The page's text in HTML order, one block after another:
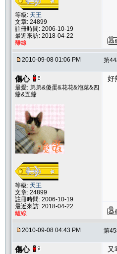
等級: 天王
文章: 24899
註冊時間: 2006-10-19
最近來訪: 2018-04-22
離線
2010-09-08 01:06 PM 第44
傷心
最愛: 弟弟&傻蛋&花花&泡菜&四
爺&五爺
等級: 天王
文章: 24899
註冊時間: 2006-10-19
最近來訪: 2018-04-22
離線
好
2010-09-08 04:43 PM 第45
傷心 又